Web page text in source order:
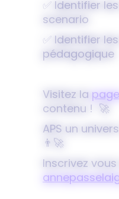
✅ Identifier
scenario
✅ Identifier
pédagogique
Visitez la
contenu ! 🚀
APS un
👨‍🚀
Inscrivez